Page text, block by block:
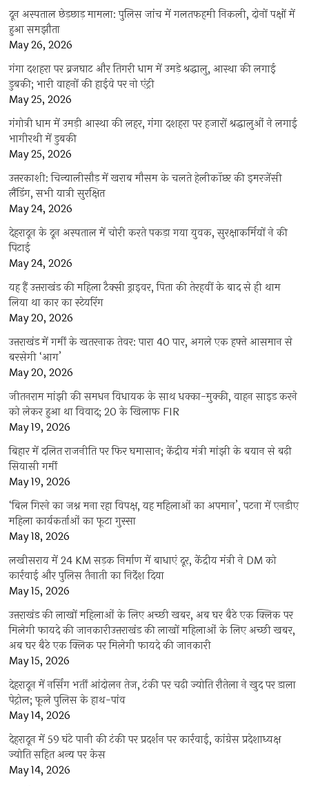
दून अस्पताल छेड़छाड़ मामला: पुलिस जांच में गलतफहमी निकली, दोनों पक्षों में
हुआ समझौता
May 26, 2026
गंगा दशहरा पर ब्रजघाट और तिगरी धाम में उमड़े श्रद्धालु, आस्था की लगाई
डुबकी; भारी वाहनों की हाईवे पर नो एंट्री
May 25, 2026
गंगोत्री धाम में उमड़ी आस्था की लहर, गंगा दशहरा पर हजारों श्रद्धालुओं ने लगाई
भागीरथी में डुबकी
May 25, 2026
उत्तरकाशी: चिन्यालीसौड़ में खराब मौसम के चलते हेलीकॉप्टर की इमरजेंसी
लैंडिंग, सभी यात्री सुरक्षित
May 24, 2026
देहरादून के दून अस्पताल में चोरी करते पकड़ा गया युवक, सुरक्षाकर्मियों ने की
पिटाई
May 24, 2026
यह हैं उत्तराखंड की महिला टैक्सी ड्राइवर, पिता की तेरहवीं के बाद से ही थाम
लिया था कार का स्टेयरिंग
May 20, 2026
उत्तराखंड में गर्मी के खतरनाक तेवर: पारा 40 पार, अगले एक हफ्ते आसमान से
बरसेगी ‘आग’
May 20, 2026
जीतनराम मांझी की समधन विधायक के साथ धक्का-मुक्की, वाहन साइड करने
को लेकर हुआ था विवाद; 20 के खिलाफ FIR
May 19, 2026
बिहार में दलित राजनीति पर फिर घमासान; केंद्रीय मंत्री मांझी के बयान से बढ़ी
सियासी गर्मी
May 19, 2026
‘बिल गिरने का जश्न मना रहा विपक्ष, यह महिलाओं का अपमान’, पटना में एनडीए
महिला कार्यकर्ताओं का फूटा गुस्सा
May 18, 2026
लखीसराय में 24 KM सड़क निर्माण में बाधाएं दूर, केंद्रीय मंत्री ने DM को
कार्रवाई और पुलिस तैनाती का निर्देश दिया
May 15, 2026
उत्तराखंड की लाखों महिलाओं के लिए अच्छी खबर, अब घर बैठे एक क्लिक पर
मिलेगी फायदे की जानकारीउत्तराखंड की लाखों महिलाओं के लिए अच्छी खबर,
अब घर बैठे एक क्लिक पर मिलेगी फायदे की जानकारी
May 15, 2026
देहरादून में नर्सिंग भर्ती आंदोलन तेज, टंकी पर चढ़ी ज्योति रौतेला ने खुद पर डाला
पेट्रोल; फूले पुलिस के हाथ-पांव
May 14, 2026
देहरादून में 59 घंटे पानी की टंकी पर प्रदर्शन पर कार्रवाई, कांग्रेस प्रदेशाध्यक्ष
ज्योति सहित अन्य पर केस
May 14, 2026